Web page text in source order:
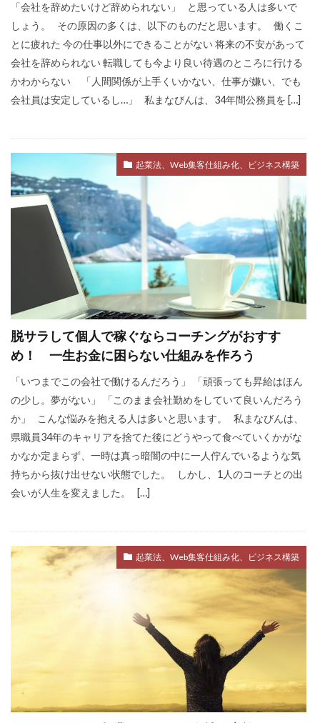
「会社を辞めたいけど辞められない」 と思っている人は多いで
しょう。 その原因の多くは、以下のものだと思います。 働くこ
とに疲れた 今の仕事以外にできることがない 将来の不安があって
会社を辞められない 転職しても今より良い待遇のところに行ける
かわからない 「人間関係が上手くいかない、仕事が嫌い、でも
会社員は安定しているし…」 私まなびんは、34年間公務員を […]
起業法、Web集客仕組み化、ビジネス構築
脱サラして個人で稼ぐならコーチングがおすす
め！ 一生お金に困らない仕組みを作ろう
「いつまでこの会社で働けるんだろう」 「頑張っても昇給はほん
の少し。夢がない」 「このまま会社勤めをしていて良いんだろう
か」 こんな悩みを抱える人は多いと思います。 私まなびんは、
県職員34年のキャリアを捨てた後にどうやって食べていくかがな
かなか定まらず、一時は真っ暗闇の中に一人佇んでいるような気
持ちから抜け出せない状態でした。 しかし、1人のコーチとの出
会いが人生を変えました。 […]
起業法、Web集客仕組み化、ビジネス構築